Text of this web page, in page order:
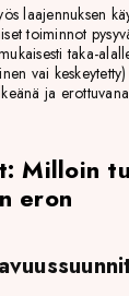
laajennuksen
toiminnot
taka-
vai
ja
Milloin
eron